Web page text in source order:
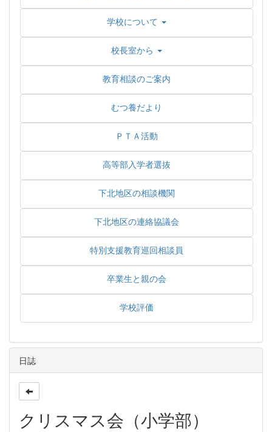
学校について
校長室から
教育相談のご案内
むつ養だより
ＰＴＡ活動
高等部入学者選抜
下北地区の相談機関
下北地区の連絡協議会
特別支援教育巡回相談員
卒業生と親の会
学校評価
日誌
クリスマス会（小学部）